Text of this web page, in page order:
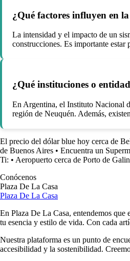
¿Qué factores influyen en
La intensidad y el impacto de un
construcciones. Es importante estar
¿Qué instituciones o
En Argentina, el Instituto Nacional
región de Neuquén. Además,
El precio del dólar blue hoy cerca de
de Buenos Aires • Encuentra un
Ti: • Aeropuerto cerca de Porto de
Conócenos
Plaza De La Casa
Plaza De La Casa
En Plaza De La Casa, entendemos que
tu esencia y estilo de vida. Con cada
Nuestra plataforma es un punto de
accesibilidad y la sostenibilidad.